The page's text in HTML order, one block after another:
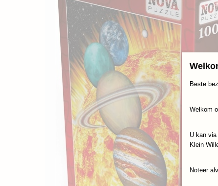
Beste
Welkom
U kan
Klein
Noteer